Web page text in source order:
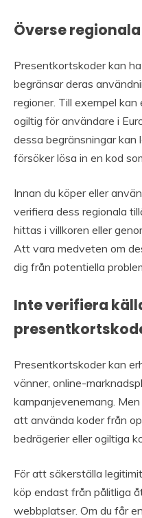
Överse
Presentkortskoder kan
begränsar deras
regioner. Till exempel
ogiltig för användare i
dessa begränsningar kan
försöker lösa in en kod
Innan du köper eller
verifiera dess regionala
hittas i villkoren eller
Att vara medveten om
dig från potentiella
Inte verifiera
Presentkortskoder kan
vänner, online-
kampanjevenemang.
att använda koder från
bedrägerier eller ogiltiga
För att säkerställa
köp endast från pålitliga
webbplatser. Om du får